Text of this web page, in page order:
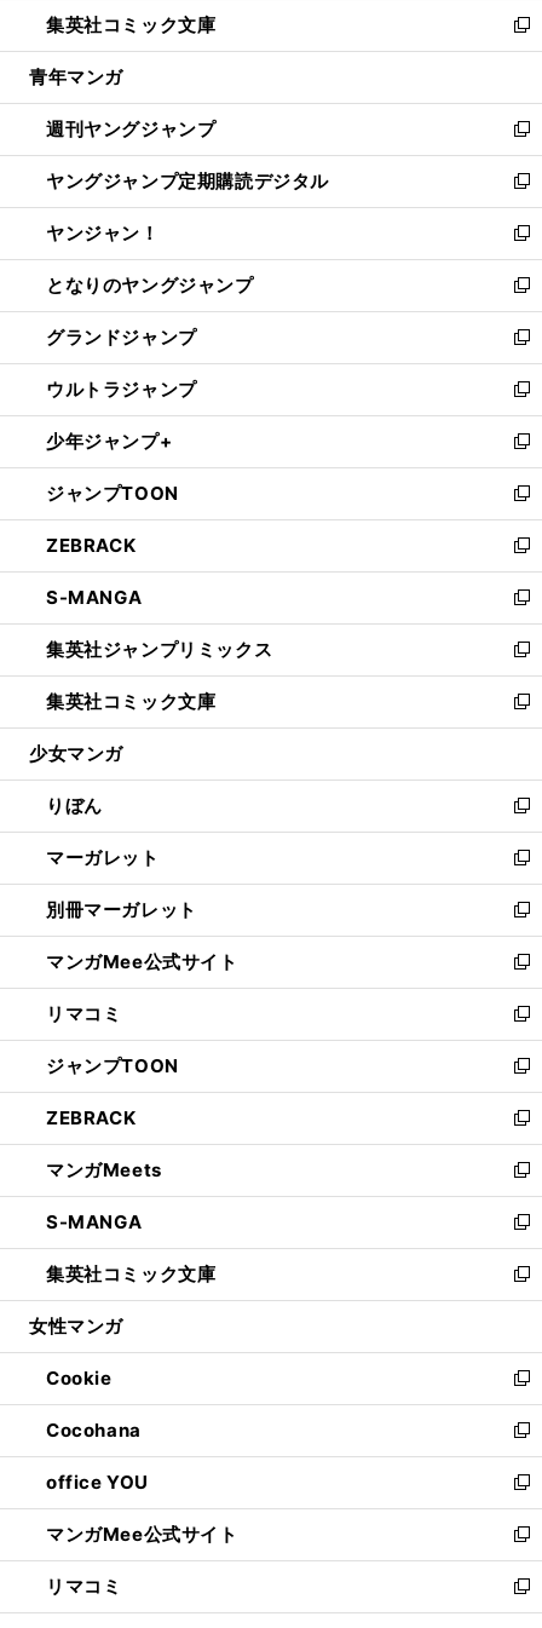
く
で
開
ド
ウ
開
く
ィ
ン
ウ
で
開
く
い
ウ
ン
ド
ウ
で
開
く
集英社コミック文庫
新
し
ウ
ィ
ン
ド
ウ
で
開
く
青年マンガ
週刊ヤングジャンプ
新
し
い
ウ
ィ
ン
ド
ウ
で
開
く
ヤングジャンプ定期購読デジタル
新
し
い
ウ
ィ
ン
ド
ウ
で
開
く
ヤンジャン！
新
し
い
ウ
ィ
ン
ド
ウ
で
開
く
となりのヤングジャンプ
新
し
い
ウ
ィ
ン
ド
ウ
で
開
く
グランドジャンプ
新
し
い
ウ
ィ
ン
ド
ウ
で
開
く
ウルトラジャンプ
新
し
い
ウ
ィ
ン
ド
ウ
で
開
く
少年ジャンプ+
新
し
い
ウ
ィ
ン
ド
ウ
で
開
く
ジャンプTOON
新
し
い
ウ
ィ
ン
ド
ウ
で
開
ZEBRACK
新
し
い
ウ
ィ
ン
ド
ウ
開
く
S-MANGA
新
し
い
ウ
ィ
ン
ウ
で
開
く
集英社ジャンプリミックス
新
し
い
ウ
ン
ド
ウ
で
開
く
集英社コミック文庫
新
し
ウ
ィ
ン
ド
ウ
で
開
く
少女マンガ
りぼん
新
し
い
ウ
ィ
ン
ド
ウ
で
開
く
マーガレット
新
し
い
ウ
ィ
ン
ド
ウ
で
開
く
別冊マーガレット
新
し
い
ウ
ィ
ン
ド
ウ
で
開
く
マンガMee公式サイト
新
し
い
ウ
ィ
ン
ド
ウ
で
開
く
リマコミ
新
し
い
ウ
ィ
ン
ド
ウ
で
開
く
ジャンプTOON
新
し
い
ウ
ィ
ン
ド
ウ
で
開
ZEBRACK
新
し
い
ウ
ィ
ン
ド
ウ
開
く
マンガMeets
新
し
い
ウ
ィ
ン
ウ
で
開
く
S-MANGA
新
し
い
ウ
ン
ド
ウ
で
開
く
集英社コミック文庫
新
し
ウ
ィ
ン
ド
ウ
で
開
く
女性マンガ
Cookie
新
し
い
ウ
ィ
ン
ド
ウ
で
開
Cocohana
新
し
い
ウ
ィ
ン
ド
ウ
office YOU
新
し
い
ウ
ィ
ン
マンガMee公式サイト
新
し
い
ウ
リマコミ
新
し